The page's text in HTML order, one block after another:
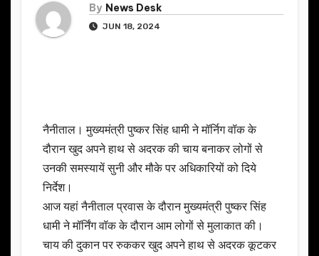
By News Desk
JUN 18, 2024
नैनीताल। मुख्यमंत्री पुष्कर सिंह धामी ने मॉर्निग वॉक के
दौरान खुद अपने हाथ से अदरक की चाय बनाकर लोगों से
उनकी समस्यायें सुनी और मौके पर अधिकारियों को दिये
निर्देश।
आज यहां नैनीताल प्रवास के दौरान मुख्यमंत्री पुष्कर सिंह
धामी ने मॉर्निंग वॉक के दौरान आम लोगों से मुलाकात की।
चाय की दुकान पर रुककर खुद अपने हाथ से अदरक कूटकर